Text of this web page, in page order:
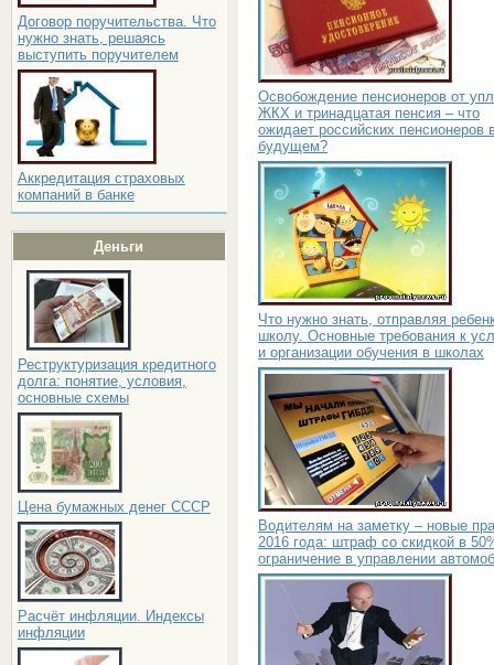
Договор поручительства. Что
нужно знать, решаясь
выступить поручителем
Аккредитация страховых
компаний в банке
Деньги
Реструктуризация кредитного
долга: понятие, условия,
основные схемы
Цена бумажных денег СССР
Расчёт инфляции. Индексы
инфляции
Освобождение пенсионеров от
ЖКХ и тринадцатая пенсия – что
ожидает российских пенсионеров
будущем?
Что нужно знать, отправляя
школу. Основные требования к
и организации обучения в школах
Водителям на заметку – новые
2016 года: штраф со скидкой в
ограничение в управлении